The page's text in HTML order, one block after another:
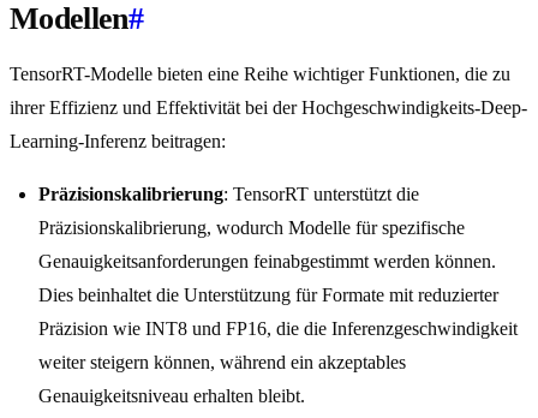
Modellen#
TensorRT-Modelle bieten eine Reihe wichtiger Funktionen, die zu
ihrer Effizienz und Effektivität bei der Hochgeschwindigkeits-Deep-
Learning-Inferenz beitragen:
Präzisionskalibrierung: TensorRT unterstützt die
Präzisionskalibrierung, wodurch Modelle für spezifische
Genauigkeitsanforderungen feinabgestimmt werden können.
Dies beinhaltet die Unterstützung für Formate mit reduzierter
Präzision wie INT8 und FP16, die die Inferenzgeschwindigkeit
weiter steigern können, während ein akzeptables
Genauigkeitsniveau erhalten bleibt.